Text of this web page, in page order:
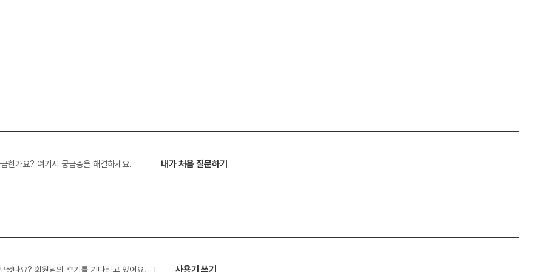
한가요? 여기서 궁금증을 해결하세요. 내가 처음 질문하기
셨나요? 회원님의 후기를 기다리고 있어요. 사용기 쓰기